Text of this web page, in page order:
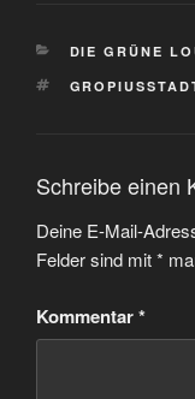
KATEGORIEN
DIE GRÜNE
Schreibe einen
Deine E-Mail-
Felder sind mit*
Kommentar*